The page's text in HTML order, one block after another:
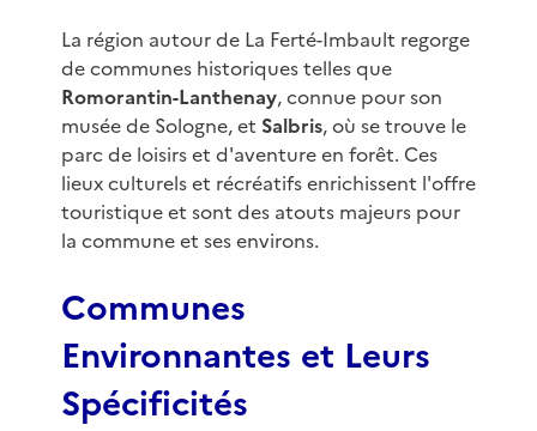
La région autour de La Ferté-Imbault regorge
de communes historiques telles que
Romorantin-Lanthenay, connue pour son
musée de Sologne, et Salbris, où se trouve le
parc de loisirs et d'aventure en forêt. Ces
lieux culturels et récréatifs enrichissent l'offre
touristique et sont des atouts majeurs pour
la commune et ses environs.
Communes
Environnantes et Leurs
Spécificités